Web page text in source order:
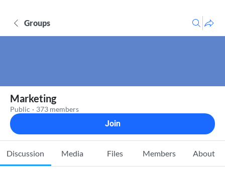
Groups
Marketing
Public · 373 members
Join
Discussion Media Files Members About